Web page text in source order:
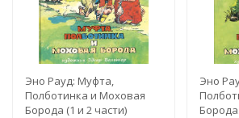
Эно Рауд: Муфта,
Полботинка и Моховая
Борода (1 и 2 части)
Эно